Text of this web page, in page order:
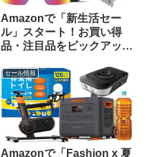
Amazonで「新生活セー
ル」スタート！お買い得
品・注目品をピックアップ
セール情報
Amazonで「Fashion x 夏